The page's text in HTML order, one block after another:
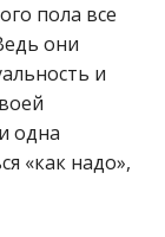
пола все
они
и
одна
«как надо»,